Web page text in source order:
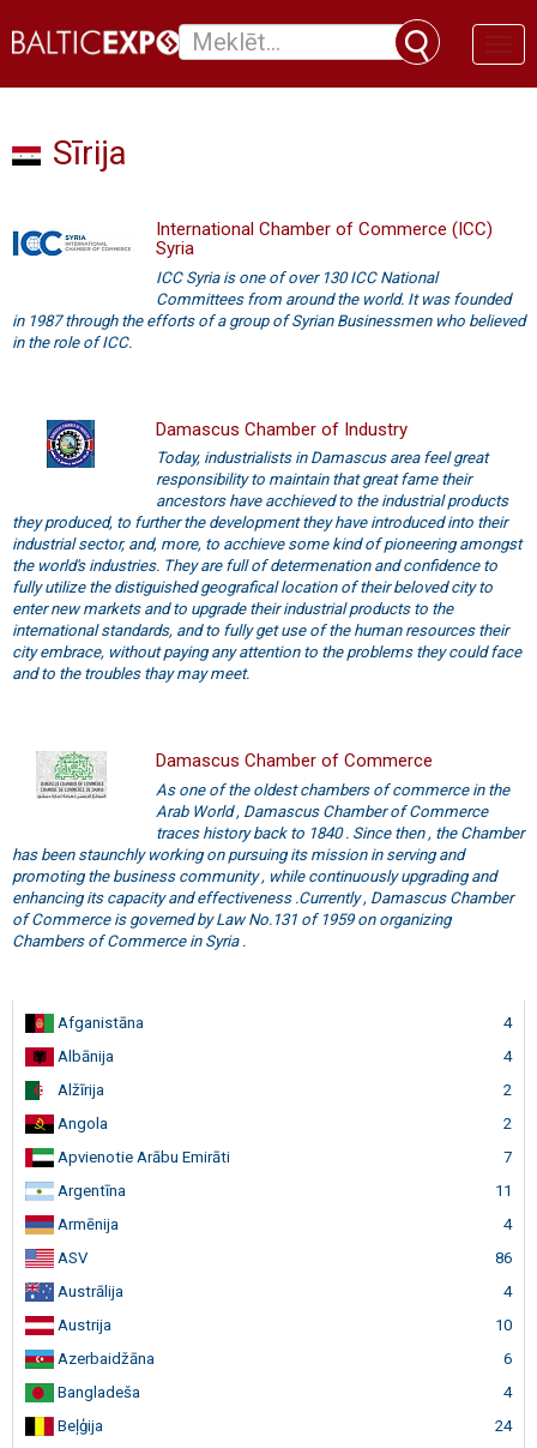
Sīrija
International Chamber of Commerce (ICC)
Syria
ICC Syria is one of over 130 ICC National
Committees from around the world. It was founded
in 1987 through the efforts of a group of Syrian Businessmen who believed
in the role of ICC.
Damascus Chamber of Industry
Today, industrialists in Damascus area feel great
responsibility to maintain that great fame their
ancestors have acchieved to the industrial products
they produced, to further the development they have introduced into their
industrial sector, and, more, to acchieve some kind of pioneering amongst
the world's industries. They are full of determenation and confidence to
fully utilize the distiguished geografical location of their beloved city to
enter new markets and to upgrade their industrial products to the
international standards, and to fully get use of the human resources their
city embrace, without paying any attention to the problems they could face
and to the troubles thay may meet.
Damascus Chamber of Commerce
As one of the oldest chambers of commerce in the
Arab World , Damascus Chamber of Commerce
traces history back to 1840 . Since then , the Chamber
has been staunchly working on pursuing its mission in serving and
promoting the business community , while continuously upgrading and
enhancing its capacity and effectiveness .Currently , Damascus Chamber
of Commerce is governed by Law No.131 of 1959 on organizing
Chambers of Commerce in Syria .
Afganistāna
4
Albānija
4
Alžīrija
2
Angola
2
Apvienotie Arābu Emirāti
7
Argentīna
11
Armēnija
4
ASV
86
Austrālija
4
Austrija
10
Azerbaidžāna
6
Bangladeša
4
Beļģija
24